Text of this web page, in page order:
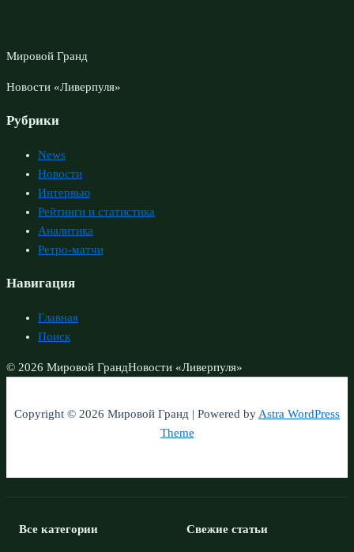
Мировой Гранд
Новости «Ливерпуля»
Рубрики
News
Новости
Интервью
Рейтинги и статистика
Аналитика
Ретро-матчи
Навигация
Главная
Поиск
© 2026 Мировой ГрандНовости «Ливерпуля»
Copyright © 2026 Мировой Гранд | Powered byAstra WordPress
Theme
Все категории Свежие статьи